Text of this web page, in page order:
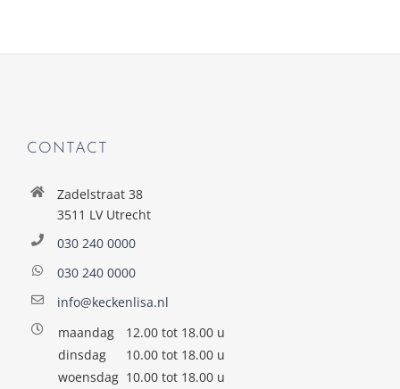
CONTACT
Zadelstraat 38
3511 LV Utrecht
030 240 0000
030 240 0000
info@keckenlisa.nl
maandag
12.00 tot 18.00 u
dinsdag
10.00 tot 18.00 u
woensdag 10.00 tot 18.00 u